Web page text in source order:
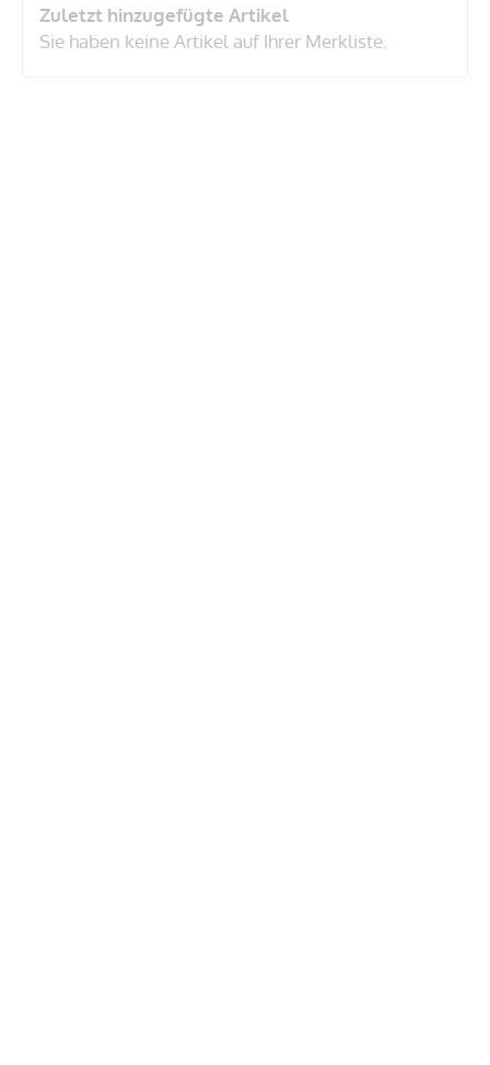
Zuletzt hinzugefügte Artikel
Sie haben keine Artikel auf Ihrer Merkliste.